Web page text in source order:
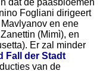
dat de paasbloemen
Fogliani dirigeert
en ene
(Mimì), en
Er zal minder
Fall der Stadt
van de